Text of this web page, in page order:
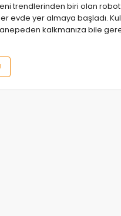
trendlerinden biri olan robot
evde yer almaya başladı.
kalkmanıza bile